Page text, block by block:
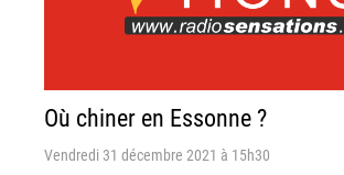
Où chiner en Essonne ?
Vendredi 31 décembre 2021 à 15h30